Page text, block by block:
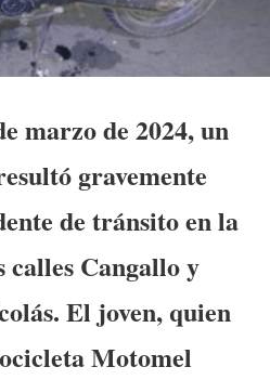
marzo de 2024, un
gravemente
de tránsito en la
calles Cangallo y
El joven, quien
Motomel